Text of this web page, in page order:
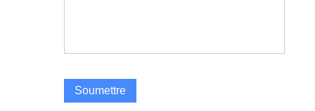
Soumettre